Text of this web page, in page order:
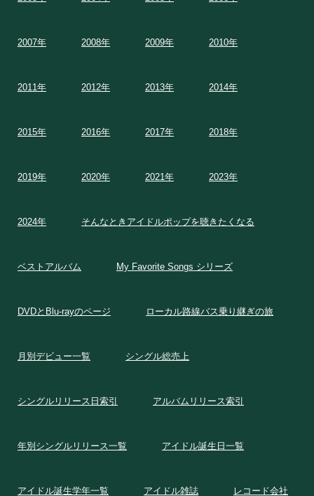
2007年 2008年 2009年 2010年
2011年 2012年 2013年 2014年
2015年 2016年 2017年 2018年
2019年 2020年 2021年 2023年
2024年 そんなときアイドルポップを聴きたくなる
ベストアルバム My Favorite Songs シリーズ
DVDとBlu-rayのページ ローカル路線バス乗り継ぎの旅
月別デビュー一覧 シングル総売上
シングルリリース日索引 アルバムリリース索引
年別シングルリリース一覧 アイドル誕生日一覧
アイドル誕生学年一覧 アイドル雑誌 レコード会社